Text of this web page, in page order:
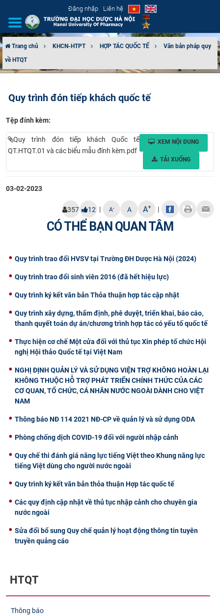
Đăng nhập Liên hệ
GIỚI THIỆU
ĐÀO TẠO
KHOA HỌC CÔNG NGHỆ
CỰU NGƯỜI HỌC
Trang chủ KHCN-HTPT HỢP TÁC QUỐC TẾ
Văn bản pháp quy
về HTQT
Quy trình đón tiếp khách quốc tế
Tệp đính kèm:
Quy trình đón tiếp khách Quốc tế
QT.HTQT.01 và các biểu mẫu đính kèm.pdf
XEM NỘI DUNG
TẢI XUỐNG
03-02-2023
357 12 | A- A A+ |
CÓ THỂ BẠN QUAN TÂM
Quy trình trao đổi HVSV tại Trường ĐH Dược Hà Nội (2024)
Quy trình trao đổi sinh viên 2016 (đã hết hiệu lực)
Quy trình ký kết văn bản Thỏa thuận hợp tác cập nhật
Quy trình xây dựng, thẩm định, phê duyệt, triển khai, báo cáo,
thanh quyết toán dự án/chương trình hợp tác có yếu tố quốc tế
Thực hiện cơ chế Một cửa đối với thủ tục Xin phép tổ chức Hội
nghị Hội thảo Quốc tế tại Việt Nam
NGHỊ ĐỊNH QUẢN LÝ VÀ SỬ DỤNG VIỆN TRỢ KHÔNG HOÀN LẠI
KHÔNG THUỘC HỖ TRỢ PHÁT TRIỂN CHÍNH THỨC CỦA CÁC
CƠ QUAN, TỔ CHỨC, CÁ NHÂN NƯỚC NGOÀI DÀNH CHO VIỆT
NAM
Thông báo NĐ 114 2021 NĐ-CP về quản lý và sử dụng ODA
Phòng chống dịch COVID-19 đối với người nhập cảnh
Quy chế thi đánh giá năng lực tiếng Việt theo Khung năng lực
tiếng Việt dùng cho người nước ngoài
Quy trình ký kết văn bản thỏa thuận Hợp tác quốc tế
Các quy định cập nhật về thủ tục nhập cảnh cho chuyên gia
nước ngoài
Sửa đổi bổ sung Quy chế quản lý hoạt động thông tin tuyên
truyền quảng cáo
HTQT
Thông báo